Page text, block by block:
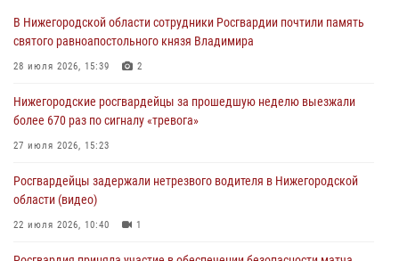
В Нижегородской области сотрудники Росгвардии почтили память
святого равноапостольного князя Владимира
28 июля 2026, 15:39 2
Нижегородские росгвардейцы за прошедшую неделю выезжали
более 670 раз по сигналу «тревога»
27 июля 2026, 15:23
Росгвардейцы задержали нетрезвого водителя в Нижегородской
области (видео)
22 июля 2026, 10:40 1